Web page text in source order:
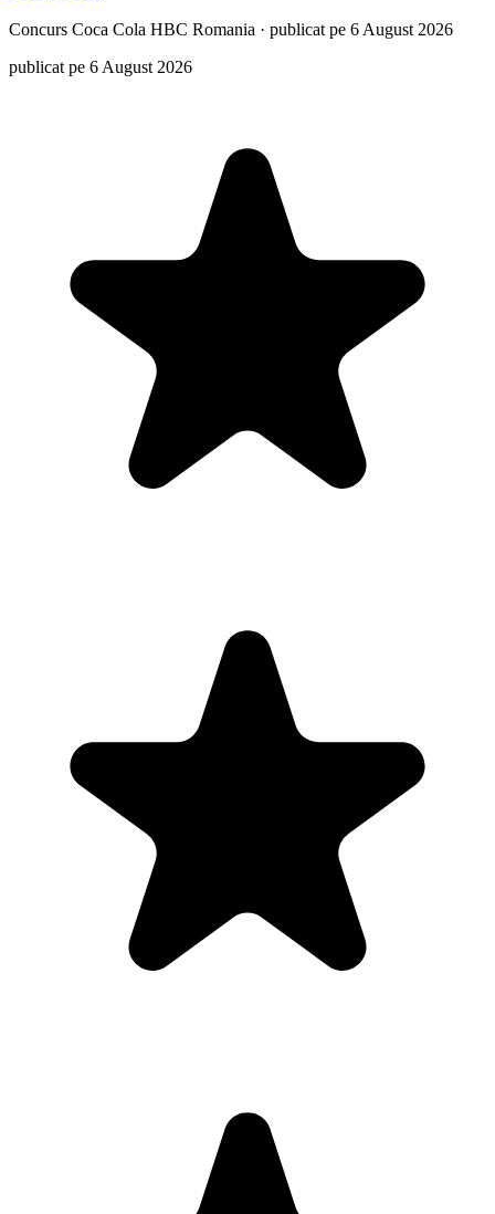
Concurs Coca Cola HBC Romania · publicat pe 6 August 2026
publicat pe 6 August 2026